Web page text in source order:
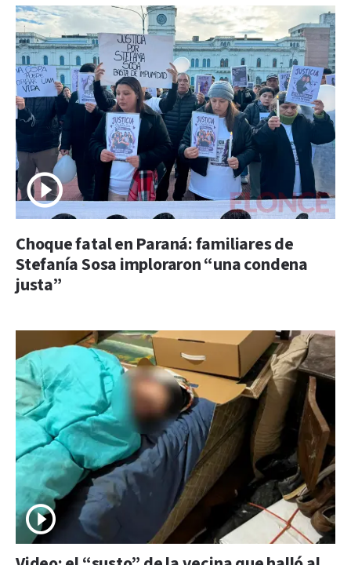
Choque fatal en Paraná: familiares de
Stefanía Sosa imploraron “una condena
justa”